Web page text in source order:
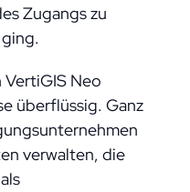
Zugangs zu
Neo
überflüssig. Ganz
verwalten, die